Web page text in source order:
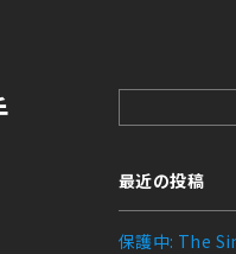
最近の投稿
保護中: The